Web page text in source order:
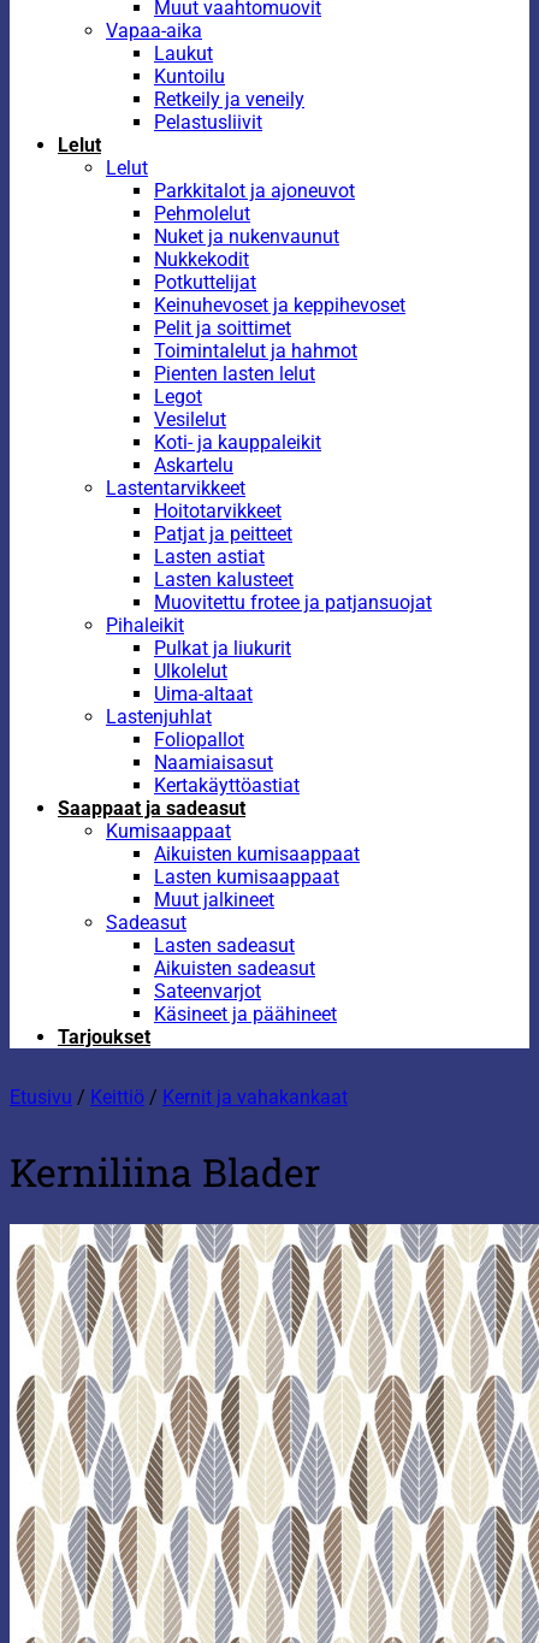
Muut vaahtomuovit
Vapaa-aika
Laukut
Kuntoilu
Retkeily ja veneily
Pelastusliivit
Lelut
Lelut
Parkkitalot ja ajoneuvot
Pehmolelut
Nuket ja nukenvaunut
Nukkekodit
Potkuttelijat
Keinuhevoset ja keppihevoset
Pelit ja soittimet
Toimintalelut ja hahmot
Pienten lasten lelut
Legot
Vesilelut
Koti- ja kauppaleikit
Askartelu
Lastentarvikkeet
Hoitotarvikkeet
Patjat ja peitteet
Lasten astiat
Lasten kalusteet
Muovitettu frotee ja patjansuojat
Pihaleikit
Pulkat ja liukurit
Ulkolelut
Uima-altaat
Lastenjuhlat
Foliopallot
Naamiaisasut
Kertakäyttöastiat
Saappaat ja sadeasut
Kumisaappaat
Aikuisten kumisaappaat
Lasten kumisaappaat
Muut jalkineet
Sadeasut
Lasten sadeasut
Aikuisten sadeasut
Sateenvarjot
Käsineet ja päähineet
Tarjoukset
Etusivu / Keittiö / Kernit ja vahakankaat
Kerniliina Blader